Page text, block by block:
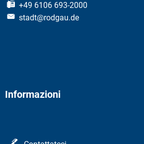
+49 6106 693-2000
stadt@rodgau.de
Informazioni